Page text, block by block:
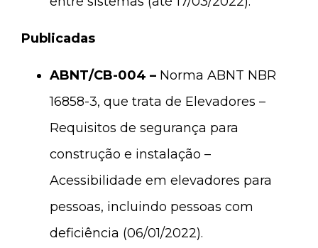
Publicadas
ABNT/CB-004 – Norma ABNT NBR
16858-3, que trata de Elevadores –
Requisitos de segurança para
construção e instalação –
Acessibilidade em elevadores para
pessoas, incluindo pessoas com
deficiência (06/01/2022).